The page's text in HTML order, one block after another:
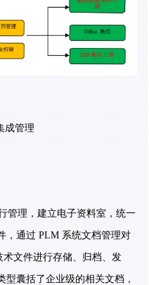
成管理
管理，建立电子资料室，统一
，通过 PLM 系统文档管理对
文件进行存储、归档、发
囊括了企业级的相关文档，